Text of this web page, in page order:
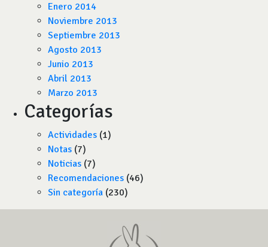
Enero 2014
Noviembre 2013
Septiembre 2013
Agosto 2013
Junio 2013
Abril 2013
Marzo 2013
Categorías
Actividades (1)
Notas (7)
Noticias (7)
Recomendaciones (46)
Sin categoría (230)